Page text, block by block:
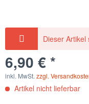
Dieser
6,90 € *
inkl. MwSt. zzgl.
Artikel nicht lieferbar